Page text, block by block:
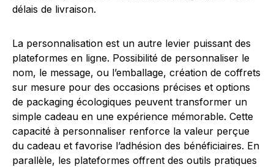
délais de livraison.
La personnalisation est un autre levier puissant des
plateformes en ligne. Possibilité de personnaliser le
nom, le message, ou l’emballage, création de coffrets
sur mesure pour des occasions précises et options
de packaging écologiques peuvent transformer un
simple cadeau en une expérience mémorable. Cette
capacité à personnaliser renforce la valeur perçue
du cadeau et favorise l’adhésion des bénéficiaires. En
parallèle, les plateformes offrent des outils pratiques